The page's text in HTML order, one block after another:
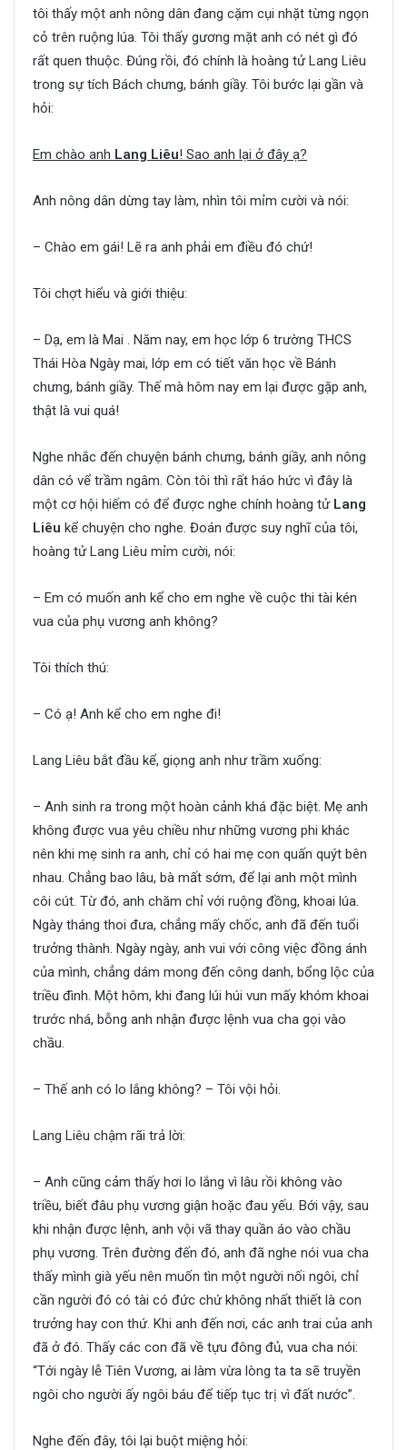
tôi thấy một anh nông dân đang cặm cụi nhặt từng ngọn
cỏ trên ruộng lúa. Tôi thấy gương mặt anh có nét gì đó
rất quen thuộc. Đúng rồi, đó chính là hoàng tử Lang Liêu
trong sự tích Bách chưng, bánh giầy. Tôi bước lại gần và
hỏi:
Em chào anh Lang Liêu! Sao anh lại ở đây ạ?
Anh nông dân dừng tay làm, nhìn tôi mỉm cười và nói:
– Chào em gái! Lẽ ra anh phải em điều đó chứ!
Tôi chợt hiểu và giới thiệu:
– Dạ, em là Mai . Năm nay, em học lớp 6 trường THCS
Thái Hòa Ngày mai, lớp em có tiết văn học về Bánh
chưng, bánh giầy. Thế mà hôm nay em lại được gặp anh,
thật là vui quá!
Nghe nhắc đến chuyện bánh chưng, bánh giầy, anh nông
dân có vể trầm ngâm. Còn tôi thì rất háo hức vì đây là
một cơ hội hiếm có để được nghe chính hoàng tử Lang
Liêu kể chuyện cho nghe. Đoán được suy nghĩ của tôi,
hoàng tử Lang Liêu mỉm cười, nói:
– Em có muốn anh kể cho em nghe về cuộc thi tài kén
vua của phụ vương anh không?
Tôi thích thú:
– Có ạ! Anh kể cho em nghe đi!
Lang Liêu bắt đầu kể, giọng anh như trầm xuống:
– Anh sinh ra trong một hoàn cảnh khá đặc biệt. Mẹ anh
không được vua yêu chiều như những vương phi khác
nên khi mẹ sinh ra anh, chỉ có hai mẹ con quấn quýt bên
nhau. Chẳng bao lâu, bà mất sớm, để lại anh một mình
côi cút. Từ đó, anh chăm chỉ với ruộng đồng, khoai lúa.
Ngày tháng thoi đưa, chẳng mấy chốc, anh đã đến tuổi
trưởng thành. Ngày ngày, anh vui với công việc đồng ánh
của mình, chẳng dám mong đến công danh, bổng lộc của
triều đình. Một hôm, khi đang lúi húi vun mấy khóm khoai
trước nhá, bỗng anh nhận được lệnh vua cha gọi vào
chầu.
– Thế anh có lo lắng không? – Tôi vội hỏi.
Lang Liêu chậm rãi trả lời:
– Anh cũng cảm thấy hơi lo lắng vì lâu rồi không vào
triều, biết đâu phụ vương giận hoặc đau yếu. Bới vậy, sau
khi nhận được lệnh, anh vội vã thay quần áo vào chầu
phụ vương. Trên đường đến đó, anh đã nghe nói vua cha
thấy mình già yếu nên muốn tìn một người nối ngôi, chỉ
cần người đó có tài có đức chứ không nhất thiết là con
trưởng hay con thứ. Khi anh đến nơi, các anh trai của anh
đã ở đó. Thấy các con đã về tựu đông đủ, vua cha nói:
“Tới ngày lễ Tiên Vương, ai làm vừa lòng ta ta sẽ truyền
ngôi cho người ấy ngôi báu để tiếp tục trị vì đất nước”.
Nghe đến đây, tôi lại buột miệng hỏi: